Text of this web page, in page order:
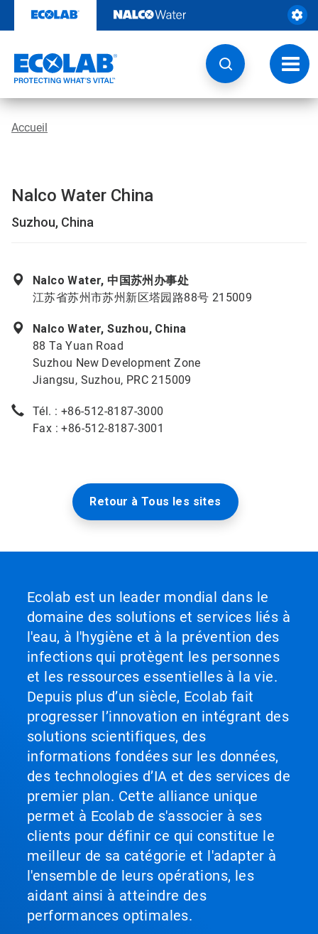
contenu
la
Accueil
Nalco Water China
Suzhou, China
Nalco Water, 中国苏州办事处
江苏省苏州市苏州新区塔园路88号 215009
Nalco Water, Suzhou, China
88 Ta Yuan Road
Suzhou New Development Zone
Jiangsu, Suzhou, PRC 215009
Tél. : +86-512-8187-3000
Fax : +86-512-8187-3001
Retour à Tous les sites
Ecolab est un leader mondial dans le
domaine des solutions et services liés à
l'eau, à l'hygiène et à la prévention des
infections qui protègent les personnes
et les ressources essentielles à la vie.
Depuis plus d’un siècle, Ecolab fait
progresser l’innovation en intégrant des
solutions scientifiques, des
informations fondées sur les données,
des technologies d’IA et des services de
premier plan. Cette alliance unique
permet à Ecolab de s'associer à ses
clients pour définir ce qui constitue le
meilleur de sa catégorie et l'adapter à
l'ensemble de leurs opérations, les
aidant ainsi à atteindre des
performances optimales.